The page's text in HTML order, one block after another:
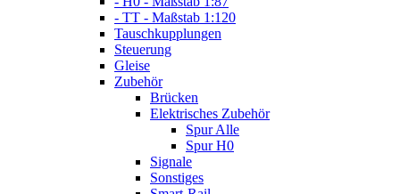
- TT - Maßstab 1:120
Tauschkupplungen
Steuerung
Gleise
Zubehör
Brücken
Elektrisches Zubehör
Spur Alle
Spur H0
Signale
Sonstiges